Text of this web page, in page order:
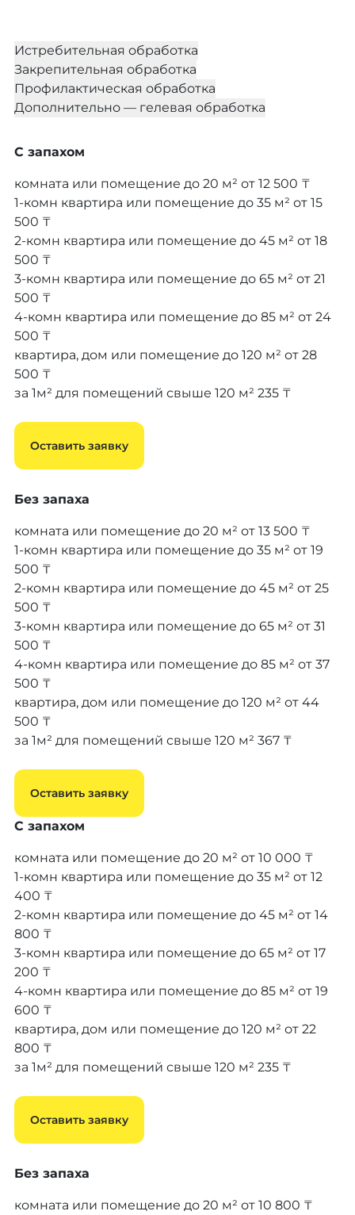
Истребительная обработка
Закрепительная обработка
Профилактическая обработка
Дополнительно — гелевая обработка
С запахом
комната или помещение до 20 м² от 12 500 ₸
1-комн квартира или помещение до 35 м² от 15
500 ₸
2-комн квартира или помещение до 45 м² от 18
500 ₸
3-комн квартира или помещение до 65 м² от 21
500 ₸
4-комн квартира или помещение до 85 м² от 24
500 ₸
квартира, дом или помещение до 120 м² от 28
500 ₸
за 1м² для помещений свыше 120 м² 235 ₸
Оставить заявку
Без запаха
комната или помещение до 20 м² от 13 500 ₸
1-комн квартира или помещение до 35 м² от 19
500 ₸
2-комн квартира или помещение до 45 м² от 25
500 ₸
3-комн квартира или помещение до 65 м² от 31
500 ₸
4-комн квартира или помещение до 85 м² от 37
500 ₸
квартира, дом или помещение до 120 м² от 44
500 ₸
за 1м² для помещений свыше 120 м² 367 ₸
Оставить заявку
С запахом
комната или помещение до 20 м² от 10 000 ₸
1-комн квартира или помещение до 35 м² от 12
400 ₸
2-комн квартира или помещение до 45 м² от 14
800 ₸
3-комн квартира или помещение до 65 м² от 17
200 ₸
4-комн квартира или помещение до 85 м² от 19
600 ₸
квартира, дом или помещение до 120 м² от 22
800 ₸
за 1м² для помещений свыше 120 м² 235 ₸
Оставить заявку
Без запаха
комната или помещение до 20 м² от 10 800 ₸